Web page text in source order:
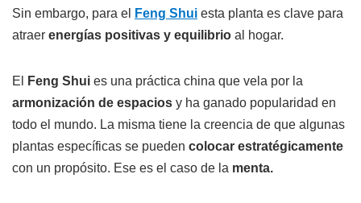
Sin embargo, para el
Feng Shui esta planta es clave para
atraer energías positivas y equilibrio al hogar.
El Feng Shui es una práctica china que vela por la
armonización de espacios y ha ganado popularidad en
todo el mundo. La misma tiene la creencia de que algunas
plantas específicas se pueden colocar estratégicamente
con un propósito. Ese es el caso de la menta.